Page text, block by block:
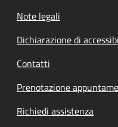
Note legali
Dichiarazione di
Contatti
Prenotazione
Richiedi assistenza